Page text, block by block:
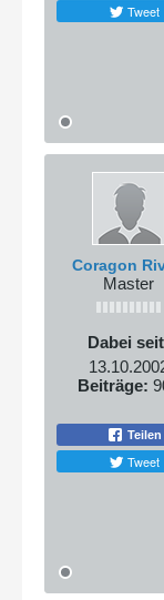
Tweet
Coragon
Master
Dabei
Beiträge:
Teilen
Tweet